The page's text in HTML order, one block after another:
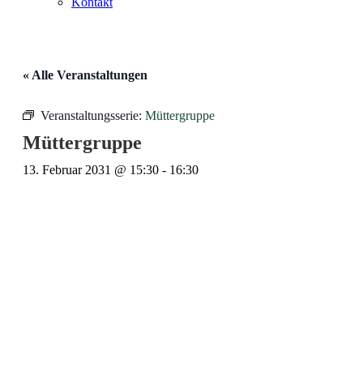
« Alle Veranstaltungen
Veranstaltungsserie: Müttergruppe
Müttergruppe
13. Februar 2031 @ 15:30 - 16:30